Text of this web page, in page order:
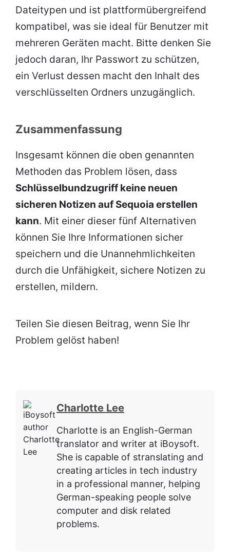
Dateitypen und ist plattformübergreifend
kompatibel, was sie ideal für Benutzer mit
mehreren Geräten macht. Bitte denken Sie
jedoch daran, Ihr Passwort zu schützen,
ein Verlust dessen macht den Inhalt des
verschlüsselten Ordners unzugänglich.
Zusammenfassung
Insgesamt können die oben genannten
Methoden das Problem lösen, dass
Schlüsselbundzugriff keine neuen
sicheren Notizen auf Sequoia erstellen
kann. Mit einer dieser fünf Alternativen
können Sie Ihre Informationen sicher
speichern und die Unannehmlichkeiten
durch die Unfähigkeit, sichere Notizen zu
erstellen, mildern.
Teilen Sie diesen Beitrag, wenn Sie Ihr
Problem gelöst haben!
Charlotte Lee
Charlotte is an English-German
translator and writer at iBoysoft.
She is capable of stranslating and
creating articles in tech industry
in a professional manner, helping
German-speaking people solve
computer and disk related
problems.